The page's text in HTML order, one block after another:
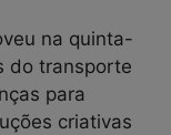
na quinta-
do transporte
para
criativas